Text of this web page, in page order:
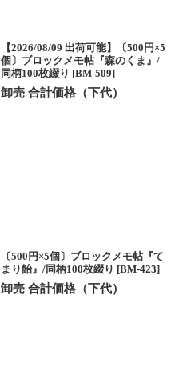
【2026/08/09 出荷可能】〔500円×5
個〕ブロックメモ帖『森のくま』/
同柄100枚綴り [BM-509]
卸売 合計価格（下代）
〔500円×5個〕ブロックメモ帖『て
まり飴』/同柄100枚綴り [BM-423]
卸売 合計価格（下代）